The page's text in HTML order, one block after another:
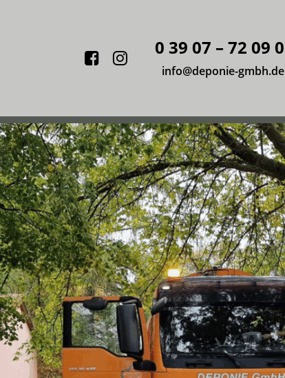
Facebook
Instagram
0 39 07 – 72 09 0
info@deponie-gmbh.de